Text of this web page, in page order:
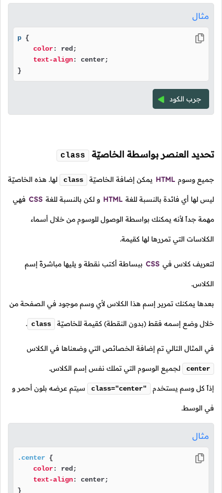
مثال
p {
color: red;
text-align: center;
}
جرب الكود
تحديد العنصر بواسطة الخاصيّة class
جميع وسوم HTML يمكن إضافة الخاصيّة class لها. هذه الخاصيّة
ليس لها أي فائدة بالنسبة للغة HTML و لكن بالنسبة للغة CSS فهي
مهمة جداً لأنه يمكنك بواسطة الوصول للوسوم من خلال أسماء
الكلاسات التي تمررها لها كقيمة.
لتعريف كلاس في CSS ببساطة أكتب نقطة و يليها مباشرةً إسم
الكلاس.
بعدها يمكنك تمرير إسم هذا الكلاس لأي وسم موجود في الصفحة من
خلال وضع إسمه فقط (بدون النقطة) كقيمة للخاصيّة class
.
في المثال التالي تم إضافة الخصائص التي وضعناها في الكلاس
center لجميع الوسوم التي تملك نفس إسم الكلاس.
إذاً كل وسم يستخدم class="center" سيتم عرضه بلون أحمر و
في الوسط.
مثال
.center {
color: red;
text-align: center;
}